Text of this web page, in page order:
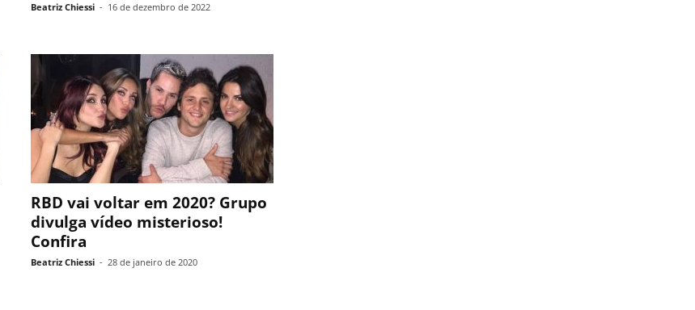
Beatriz Chiessi - 16 de dezembro de 2022
RBD vai voltar em 2020? Grupo
divulga vídeo misterioso!
Confira
Beatriz Chiessi - 28 de janeiro de 2020